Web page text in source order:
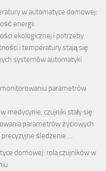
w automatyce domowej:
energii
ekologicznej i potrzeby
i temperatury stają się
systemów automatyki
parametrów
medycynie, czujniki stały się
parametrów życiowych
śledzenie …
domowej: rola czujników w